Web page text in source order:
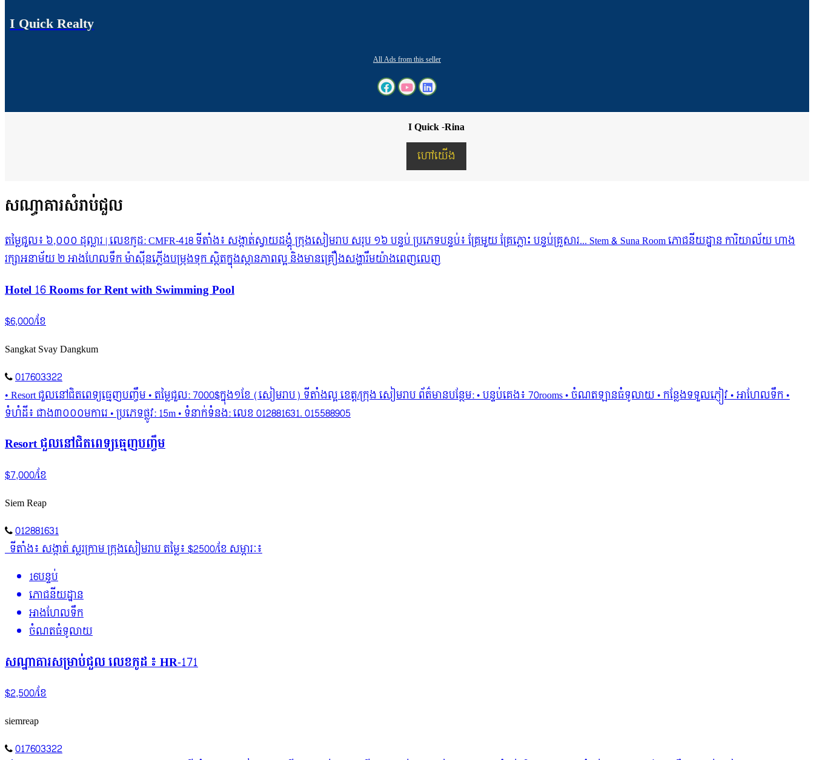
I Quick Realty
All Ads from this seller
I Quick -Rina
ហៅយើង
សណ្ធាគារសំរាប់ជួល
តម្លៃជួល៖ ៦,០០០ ដុល្លារ | លេខកូដ: CMFR-418 ទីតាំង៖ សង្កាត់ស្វាយដង្គុំ ក្រុងសៀមរាប សរុប ១៦ បន្ទប់ ប្រភេទបន្ទប់៖ គ្រែមួយ គ្រែភ្លោះ បន្ទប់គ្រួសារ... Stem & Suna Room ភោជនីយដ្ឋាន ការិយាល័យ ហាង​
រក្សា​អនាម័យ ២ អាងហែលទឹក ម៉ាស៊ីនភ្លើងបម្រុងទុក ស្ថិតក្នុងស្ថានភាពល្អ និងមានគ្រឿងសង្ហារឹមយ៉ាងពេញលេញ
Hotel 16 Rooms for Rent with Swimming Pool
$6,000/ខែ
Sangkat Svay Dangkum
017603322
• Resort ជួលនៅជិតពេទ្យធ្មេញបញ្ចឹម • តម្លៃជួល: 7000$ក្នុង១ខែ (សៀមរាប) ទីតាំងល្អ ខេត្ត/ក្រុង សៀមរាប ព័ត៌មានបន្ថែម: • បន្ទប់គេង៖ 70rooms • ចំណតឡានធំទូលាយ • កន្លែងទទួលភ្ញៀវ • អាហែលទឹក •
ទំហំដី៖ ជាង៣០០០មការេ • ប្រភេទផ្លូវ: 15m • ទំនាក់ទំនង: លេខ 012881631. 015588905
Resort ជួលនៅជិតពេទ្យធ្មេញបញ្ចឹម
$7,000/ខែ
Siem Reap
012881631
ទីតាំង៖ សង្កាត់ ស្លរក្រាម ក្រុងសៀមរាប តម្លៃ៖ $2500/ខែ សម្ភារៈ៖
16បន្ទប់
ភោជនីយដ្ឋាន
អាងហែលទឹក
ចំណតធំទូលាយ
សណ្ឋាគារសម្រាប់ជួល លេខកូដ ៖ HR-171
$2,500/ខែ
siemreap
017603322